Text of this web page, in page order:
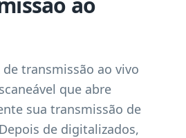
transmissão ao vivo
que abre
sua transmissão de
de digitalizados,